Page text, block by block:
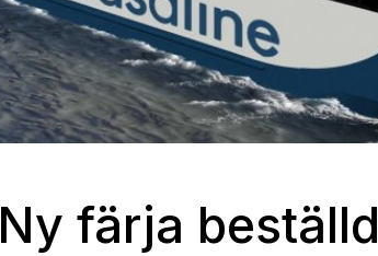
Ny färja beställd